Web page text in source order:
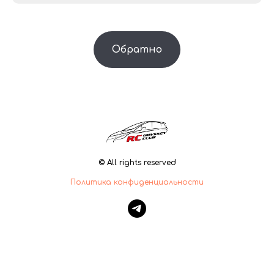
Обратно
© All rights reserved
Политика конфиденциальности